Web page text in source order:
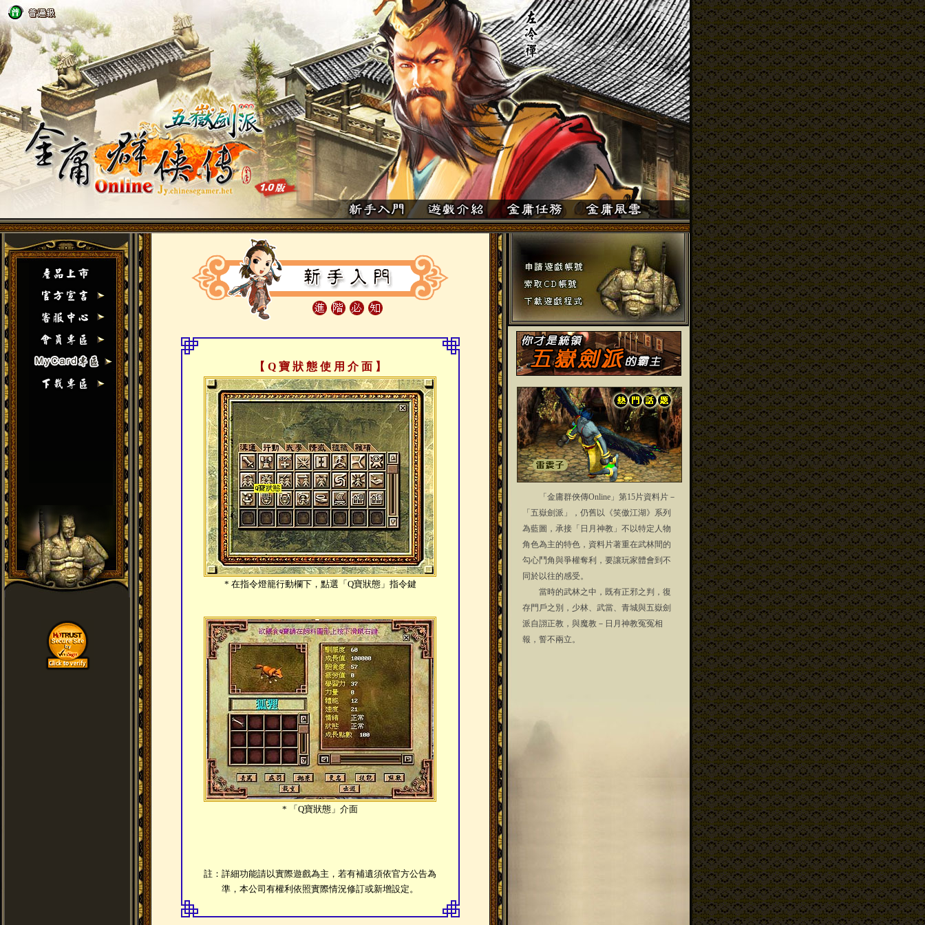
【 Q 寶 狀 態 使 用 介 面 】
* 在指令燈籠行動欄下，點選「Q寶狀態」指令鍵
* 「Q寶狀態」介面
註：詳細功能請以實際遊戲為主，若有補遺須依官方公告為
準，本公司有權利依照實際情況修訂或新增設定。
「金庸群俠傳Online」第15片資料片－
「五嶽劍派」，仍舊以《笑傲江湖》系列
為藍圖，承接「日月神教」不以特定人物
角色為主的特色，資料片著重在武林間的
勾心鬥角與爭權奪利，要讓玩家體會到不
同於以往的感受。
當時的武林之中，既有正邪之判，復
存門戶之別，少林、武當、青城與五嶽劍
派自詡正教，與魔教－日月神教冤冤相
報，誓不兩立。